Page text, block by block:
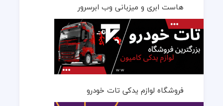
هاست ابری و میزبانی وب ابرسرور
فروشگاه لوازم یدکی تات خودرو